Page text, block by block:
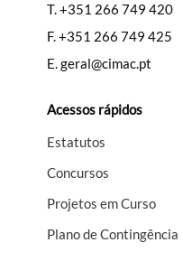
T.+351 266 749 420
F.+351 266 749 425
E.geral@cimac.pt
Acessos rápidos
Estatutos
Concursos
Projetos em Curso
Plano de Contingência